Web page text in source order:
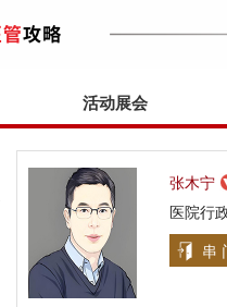
活动展会
张木宁
医院行
串